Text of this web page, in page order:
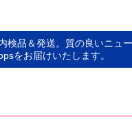
検品＆発送。質の良いニュ
をお届けいたします。